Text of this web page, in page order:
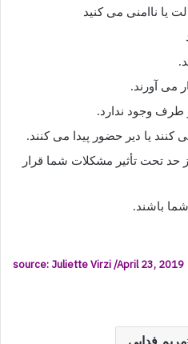
یا ناامنی می کنید
می آورند.
طرف وجود ندارد.
کنند یا دیر حضور پیدا می کنند.
حد تحت تأثیر مشکلات شما قرار
باشند.
source: Juliette Virzi /April 23, 2019
مریم فدایی